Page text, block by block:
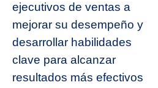
ejecutivos de ventas a
mejorar su desempeño y
desarrollar habilidades
clave para alcanzar
resultados más efectivos